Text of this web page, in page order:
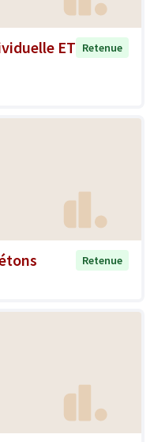
ET Retenue
Retenue